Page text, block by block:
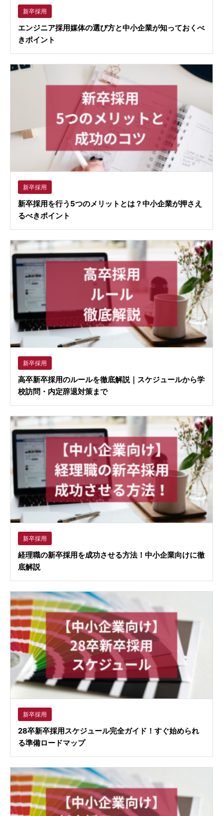
新卒採用
エンジニア採用媒体の選び方と中小企業が知っておくべ
きポイント
新卒採用
新卒採用を行う5つのメリットとは？中小企業が押さえ
るべきポイント
新卒採用
高卒新卒採用のルールを徹底解説｜スケジュールから学
校訪問・内定辞退対策まで
新卒採用
経理職の新卒採用を成功させる方法！中小企業向けに徹
底解説
新卒採用
28卒新卒採用スケジュール完全ガイド！すぐ始められ
る準備ロードマップ